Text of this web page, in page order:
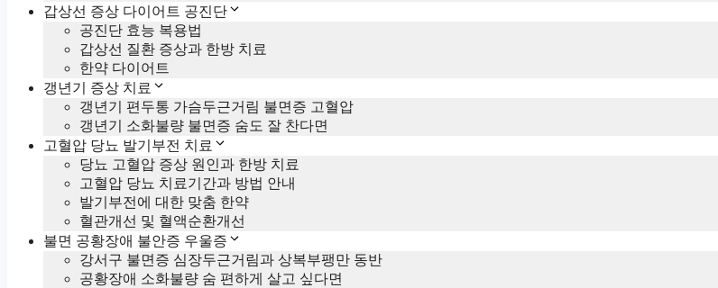
갑상선 증상 다이어트 공진단
공진단 효능 복용법
갑상선 질환 증상과 한방 치료
한약 다이어트
갱년기 증상 치료
갱년기 편두통 가슴두근거림 불면증 고혈압
갱년기 소화불량 불면증 숨도 잘 찬다면
고혈압 당뇨 발기부전 치료
당뇨 고혈압 증상 원인과 한방 치료
고혈압 당뇨 치료기간과 방법 안내
발기부전에 대한 맞춤 한약
혈관개선 및 혈액순환개선
불면 공황장애 불안증 우울증
강서구 불면증 심장두근거림과 상복부팽만 동반
공황장애 소화불량 숨 편하게 살고 싶다면